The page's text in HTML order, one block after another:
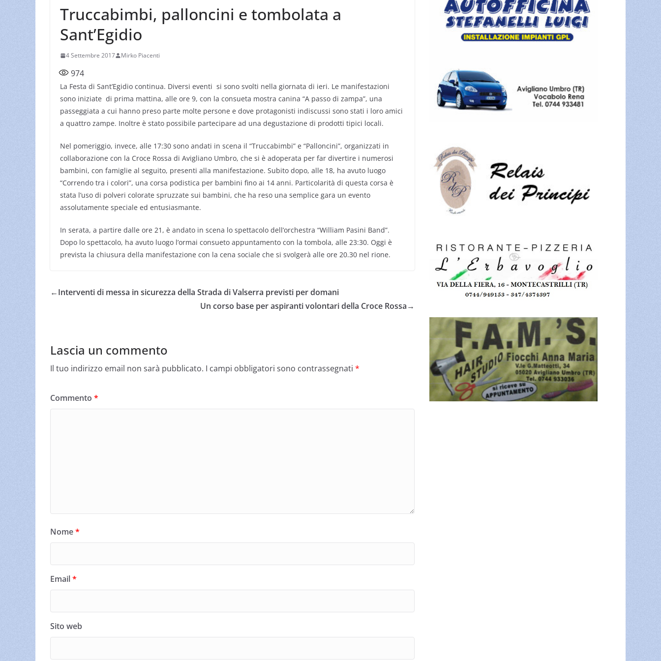
Truccabimbi, palloncini e tombolata a
Sant’Egidio
4 Settembre 2017 Mirko Piacenti
974
La Festa di Sant’Egidio continua. Diversi eventi si sono svolti nella giornata di ieri. Le manifestazioni
sono iniziate di prima mattina, alle ore 9, con la consueta mostra canina “A passo di zampa”, una
passeggiata a cui hanno preso parte molte persone e dove protagonisti indiscussi sono stati i loro amici
a quattro zampe. Inoltre è stato possibile partecipare ad una degustazione di prodotti tipici locali.
Nel pomeriggio, invece, alle 17:30 sono andati in scena il “Truccabimbi” e “Palloncini”, organizzati in
collaborazione con la Croce Rossa di Avigliano Umbro, che si è adoperata per far divertire i numerosi
bambini, con famiglie al seguito, presenti alla manifestazione. Subito dopo, alle 18, ha avuto luogo
“Correndo tra i colori”, una corsa podistica per bambini fino ai 14 anni. Particolarità di questa corsa è
stata l’uso di polveri colorate spruzzate sui bambini, che ha reso una semplice gara un evento
assolutamente speciale ed entusiasmante.
In serata, a partire dalle ore 21, è andato in scena lo spettacolo dell’orchestra “William Pasini Band”.
Dopo lo spettacolo, ha avuto luogo l’ormai consueto appuntamento con la tombola, alle 23:30. Oggi è
prevista la chiusura della manifestazione con la cena sociale che si svolgerà alle ore 20.30 nel rione.
←Interventi di messa in sicurezza della Strada di Valserra previsti per domani
Un corso base per aspiranti volontari della Croce Rossa→
Lascia un commento
Il tuo indirizzo email non sarà pubblicato. I campi obbligatori sono contrassegnati *
Commento *
Nome*
Email*
Sito web